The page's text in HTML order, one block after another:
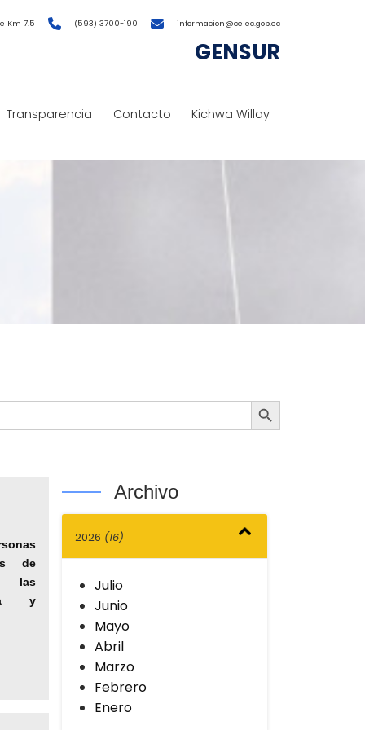
Km 7.5 (593) 3700-190 informacion@celec.gob.ec
GENSUR
Transparencia Contacto Kichwa Willay
Botón de búsqueda
de
las
y
Archivo
2026 (16)
Julio
Junio
Mayo
Abril
Marzo
Febrero
Enero